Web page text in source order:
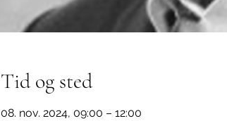
Tid og sted
08. nov. 2024, 09:00 – 12:00